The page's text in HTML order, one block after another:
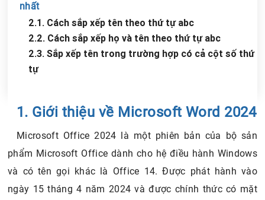
nhất
2.1. Cách sắp xếp tên theo thứ tự abc
2.2. Cách sắp xếp họ và tên theo thứ tự abc
2.3. Sắp xếp tên trong trường hợp có cả cột số thứ
tự
Chia sẻ tin với bạn bè
1. Giới thiệu về Microsoft Word 2024
Microsoft Office 2024 là một phiên bản của bộ sản
phẩm Microsoft Office dành cho hệ điều hành Windows
và có tên gọi khác là Office 14. Được phát hành vào
ngày 15 tháng 4 năm 2024 và được chính thức có mặt